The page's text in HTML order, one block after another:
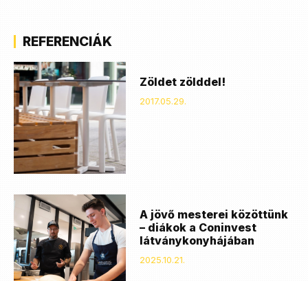
REFERENCIÁK
Zöldet zölddel!
2017.05.29.
A jövő mesterei közöttünk
– diákok a Coninvest
látványkonyhájában
2025.10.21.